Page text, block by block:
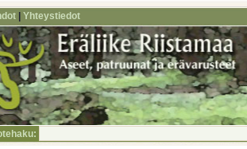
Yhteystiedot